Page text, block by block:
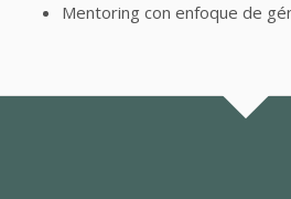
Mentoring con enfoque de